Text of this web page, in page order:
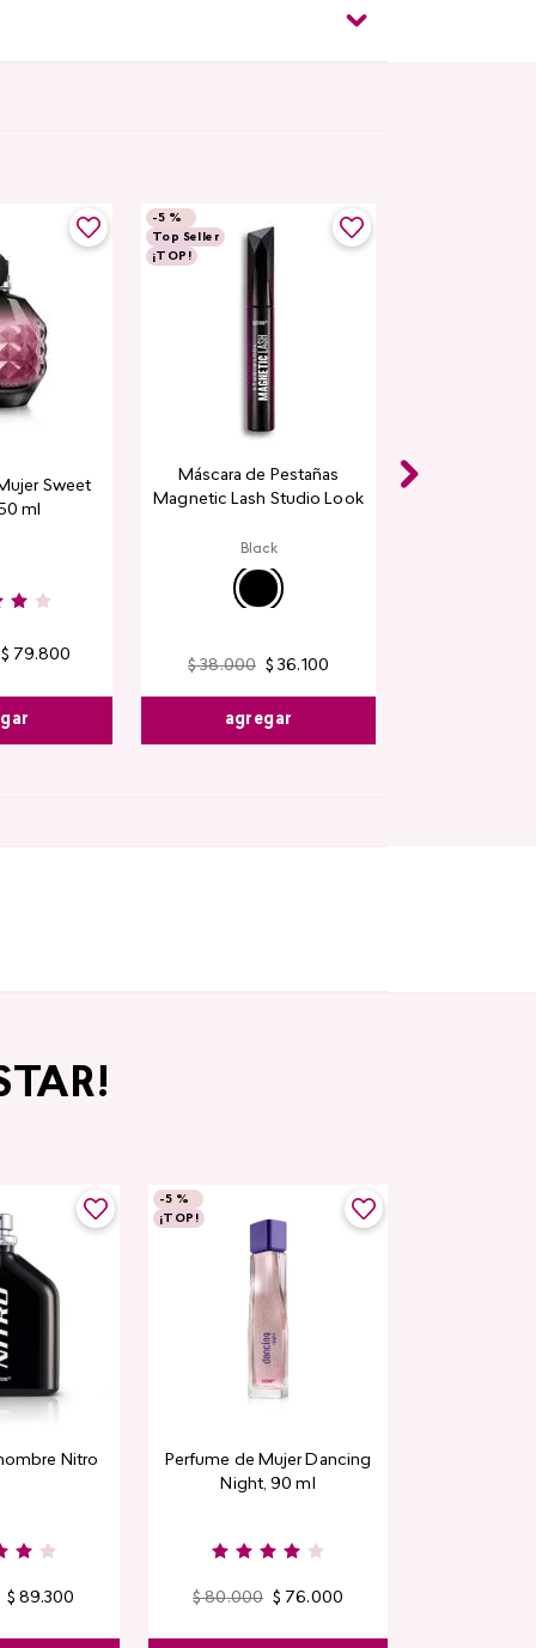
Sweet
ml
$ 79.800
-5 %
Top Seller
¡TOP!
Máscara de Pestañas
Magnetic Lash Studio Look
Black
$ 38.000 $ 36.100
agregar
Nitro
$ 89.300
-5 %
¡TOP!
Perfume de Mujer Dancing
Night, 90 ml
$ 80.000 $ 76.000